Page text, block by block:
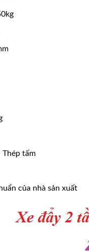
Thép tấm
của nhà sản xuất